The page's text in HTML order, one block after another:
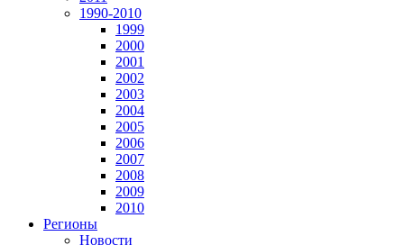
1990-2010
1999
2000
2001
2002
2003
2004
2005
2006
2007
2008
2009
2010
Регионы
Новости